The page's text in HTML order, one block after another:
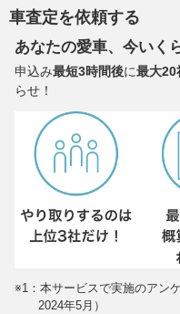
車査定を依頼する
あなたの愛車、今いく
申込み最短3時間後に最大20
らせ！
※1：本サービスで実施のアン
2024年5月）